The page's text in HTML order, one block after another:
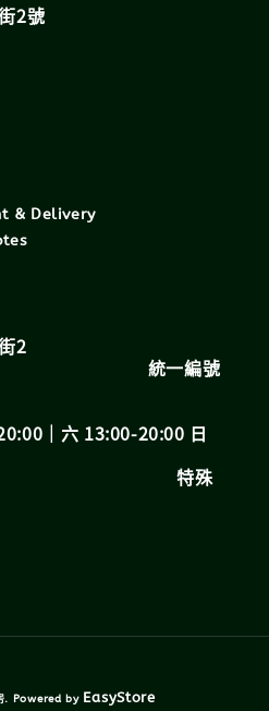
2號
& Delivery
2
編號
｜六 13:00-20:00 日
特殊
. Powered by EasyStore